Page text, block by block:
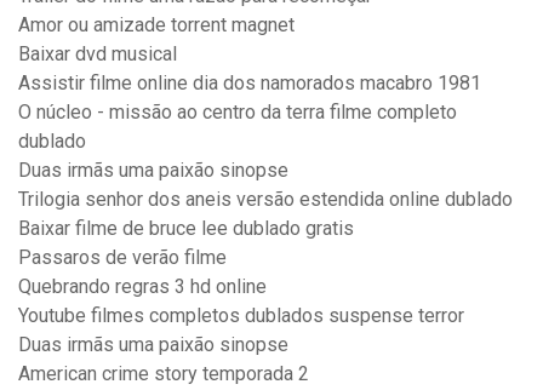
Amor ou amizade torrent magnet
Baixar dvd musical
Assistir filme online dia dos namorados macabro 1981
O núcleo - missão ao centro da terra filme completo
dublado
Duas irmãs uma paixão sinopse
Trilogia senhor dos aneis versão estendida online dublado
Baixar filme de bruce lee dublado gratis
Passaros de verão filme
Quebrando regras 3 hd online
Youtube filmes completos dublados suspense terror
Duas irmãs uma paixão sinopse
American crime story temporada 2